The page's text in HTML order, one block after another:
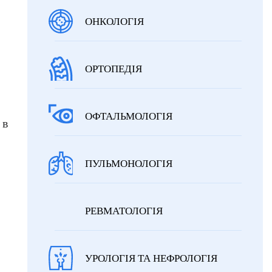
ОНКОЛОГІЯ
ОРТОПЕДІЯ
ОФТАЛЬМОЛОГІЯ
ПУЛЬМОНОЛОГІЯ
РЕВМАТОЛОГІЯ
УРОЛОГІЯ ТА НЕФРОЛОГІЯ